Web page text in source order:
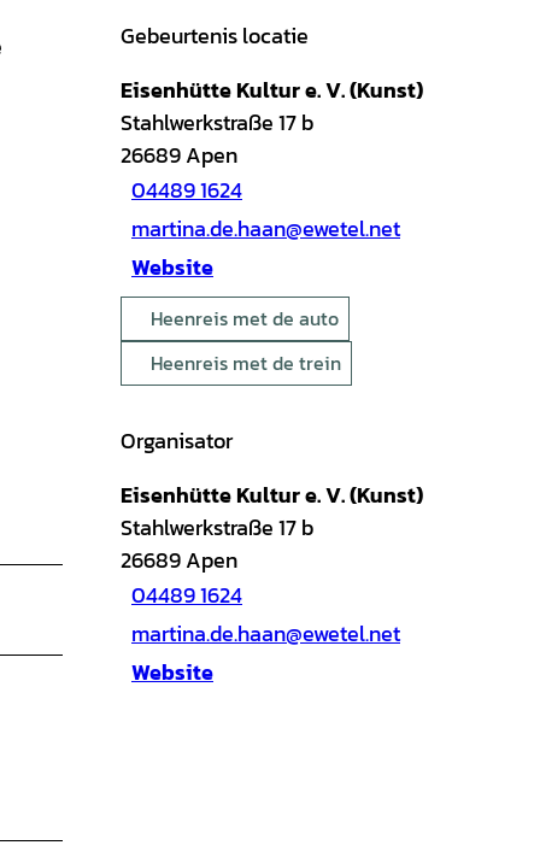
Gebeurtenis locatie
Eisenhütte Kultur e. V. (Kunst)
Stahlwerkstraße 17 b
26689Apen
04489 1624
martina.de.haan@ewetel.net
Website
Heenreis met de auto
Heenreis met de trein
Organisator
Eisenhütte Kultur e. V. (Kunst)
Stahlwerkstraße 17 b
26689Apen
04489 1624
martina.de.haan@ewetel.net
Website